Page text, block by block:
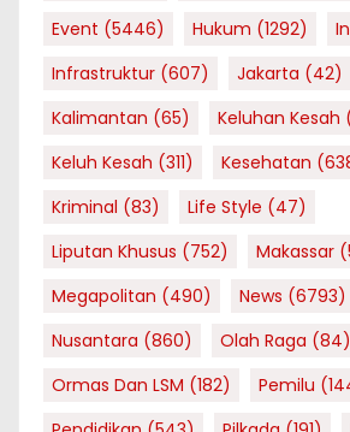
Event (5446) Hukum (1292)
Infrastruktur (607) Jakarta (42)
Kalimantan (65) Keluhan Kesah
Keluh Kesah (311) Kesehatan
Kriminal (83) Life Style (47)
Liputan Khusus (752) Makassar
Megapolitan (490) News (6793)
Nusantara (860) Olah Raga (84)
Ormas Dan LSM (182) Pemilu